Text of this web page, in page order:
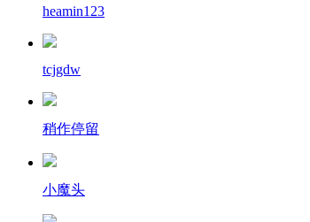
heamin123
tcjgdw
稍作停留
小魔头